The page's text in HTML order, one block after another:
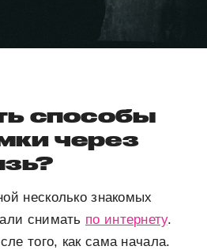
способы
через
несколько знакомых
снимать по интернету.
того, как сама начала.